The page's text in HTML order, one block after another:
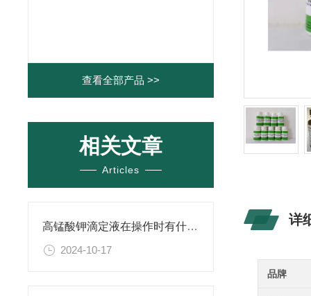
查看全部产品 >>
相关文章
Articles
高锰酸钾滴定液在操作时有什么要领可言呢？
2024-10-17
详
品牌